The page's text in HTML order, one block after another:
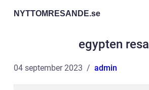
NYTTOMRESANDE.se
egypten resa
04 september 2023 admin